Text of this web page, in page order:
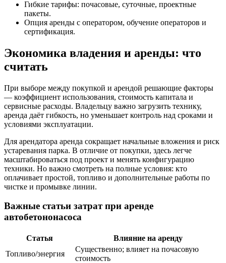
Гибкие тарифы: почасовые, суточные, проектные
пакеты.
Опция аренды с оператором, обучение операторов и
сертификация.
Экономика владения и аренды: что
считать
При выборе между покупкой и арендой решающие факторы
— коэффициент использования, стоимость капитала и
сервисные расходы. Владельцу важно загрузить технику,
аренда даёт гибкость, но уменьшает контроль над сроками и
условиями эксплуатации.
Для арендатора аренда сокращает начальные вложения и риск
устаревания парка. В отличие от покупки, здесь легче
масштабироваться под проект и менять конфигурацию
техники. Но важно смотреть на полные условия: кто
оплачивает простой, топливо и дополнительные работы по
чистке и промывке линии.
Важные статьи затрат при аренде
автобетононасоса
Статья
Влияние на аренду
Топливо/энергия
Существенно; влияет на почасовую
стоимость